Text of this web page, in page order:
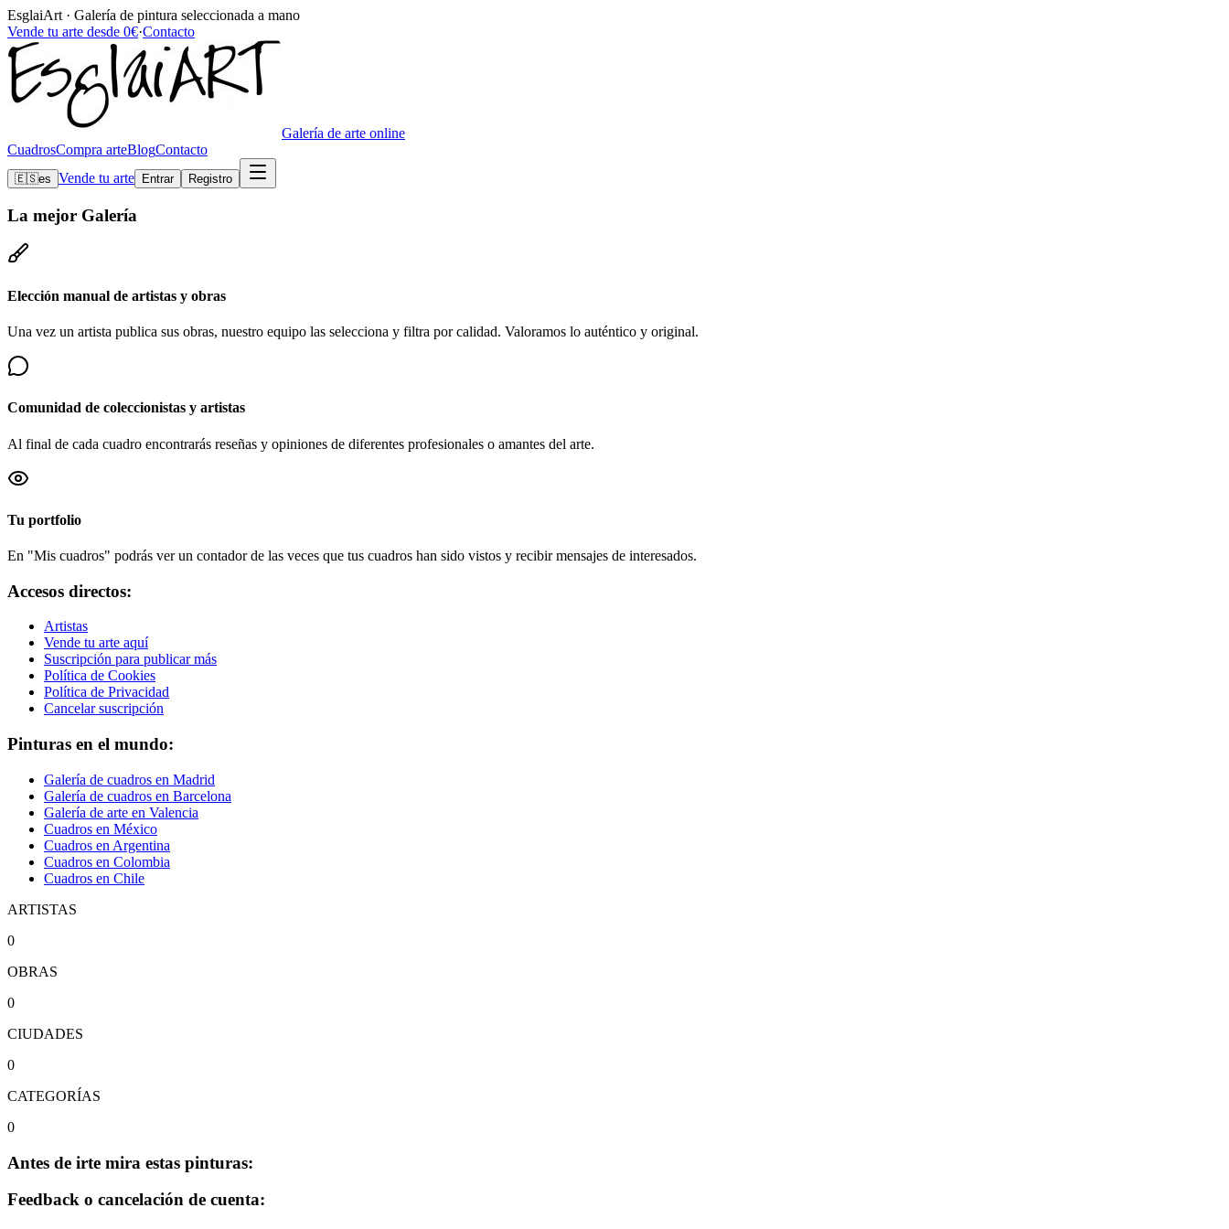
EsglaiArt · Galería de pintura seleccionada a mano
Vende tu arte desde 0€·Contacto
Galería de arte online
CuadrosCompra arteBlogContacto
🇪🇸es Vende tu arte Entrar Registro
La mejor Galería
Elección manual de artistas y obras
Una vez un artista publica sus obras, nuestro equipo las selecciona y filtra por calidad. Valoramos lo auténtico y original.
Comunidad de coleccionistas y artistas
Al final de cada cuadro encontrarás reseñas y opiniones de diferentes profesionales o amantes del arte.
Tu portfolio
En "Mis cuadros" podrás ver un contador de las veces que tus cuadros han sido vistos y recibir mensajes de interesados.
Accesos directos:
Artistas
Vende tu arte aquí
Suscripción para publicar más
Política de Cookies
Política de Privacidad
Cancelar suscripción
Pinturas en el mundo:
Galería de cuadros en Madrid
Galería de cuadros en Barcelona
Galería de arte en Valencia
Cuadros en México
Cuadros en Argentina
Cuadros en Colombia
Cuadros en Chile
ARTISTAS
0
OBRAS
0
CIUDADES
0
CATEGORÍAS
0
Antes de irte mira estas pinturas:
Feedback o cancelación de cuenta: